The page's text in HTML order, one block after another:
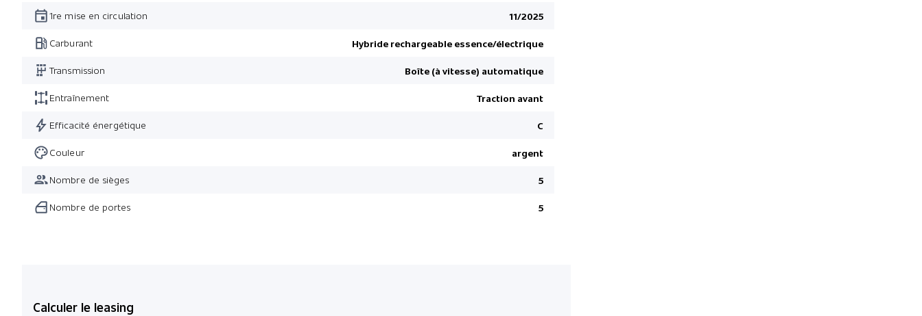
1re mise en circulation 11/2025
Carburant Hybride rechargeable essence/électrique
Transmission Boîte (à vitesse) automatique
Entraînement Traction avant
Efficacité énergétique C
Couleur argent
Nombre de sièges 5
Nombre de portes 5
Calculer le leasing